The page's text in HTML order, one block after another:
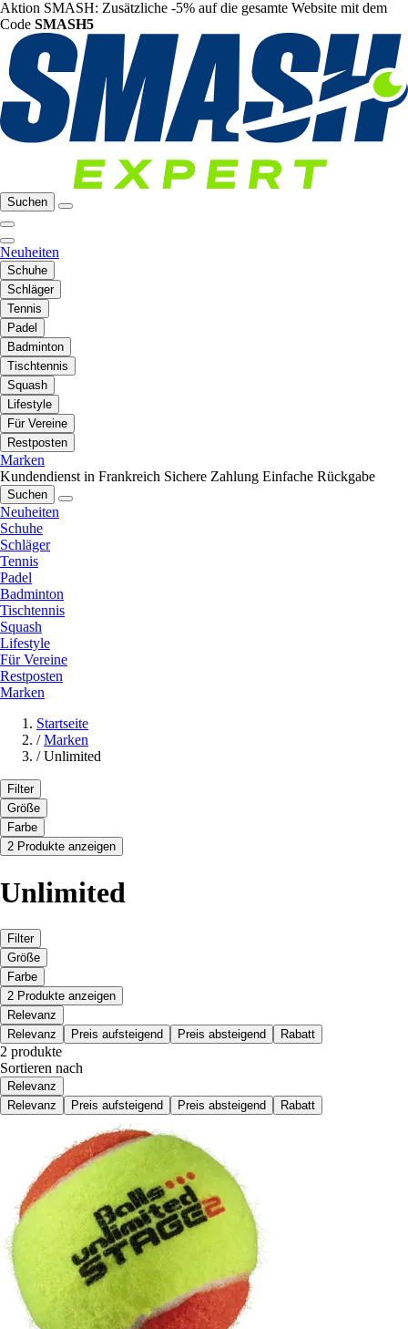
Aktion SMASH: Zusätzliche -5% auf die gesamte Website mit dem
Code SMASH5
Suchen
Neuheiten
Schuhe
Schläger
Tennis
Padel
Badminton
Tischtennis
Squash
Lifestyle
Für Vereine
Restposten
Marken
Kundendienst in Frankreich Sichere Zahlung Einfache Rückgabe
Suchen
Neuheiten
Schuhe
Schläger
Tennis
Padel
Badminton
Tischtennis
Squash
Lifestyle
Für Vereine
Restposten
Marken
Startseite
/ Marken
/ Unlimited
Filter
Größe
Farbe
2 Produkte anzeigen
Unlimited
Filter
Größe
Farbe
2 Produkte anzeigen
Relevanz
Relevanz
Preis aufsteigend Preis absteigend Rabatt
2 produkte
Sortieren nach
Relevanz
Relevanz
Preis aufsteigend Preis absteigend Rabatt